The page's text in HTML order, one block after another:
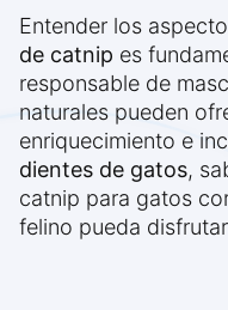
Entender los
de catnip es
responsable de
naturales pueden
enriquecimiento e
dientes de gatos,
catnip para gatos
felino pueda